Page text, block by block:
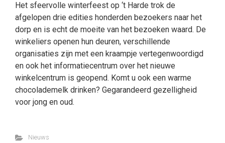
Het sfeervolle winterfeest op ‘t Harde trok de
afgelopen drie edities honderden bezoekers naar het
dorp en is echt de moeite van het bezoeken waard. De
winkeliers openen hun deuren, verschillende
organisaties zijn met een kraampje vertegenwoordigd
en ook het informatiecentrum over het nieuwe
winkelcentrum is geopend. Komt u ook een warme
chocolademelk drinken? Gegarandeerd gezelligheid
voor jong en oud.
Nieuws